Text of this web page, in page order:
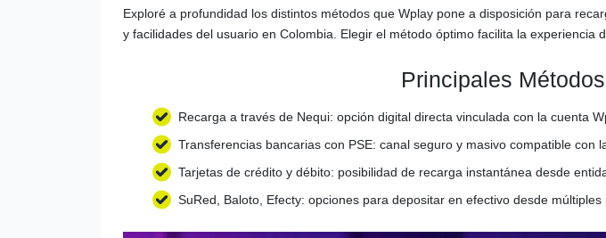
Exploré a profundidad los distintos métodos que Wplay pone a disposición para
y facilidades del usuario en Colombia. Elegir el método óptimo facilita la experiencia
Principales
Recarga a través de Nequi: opción digital directa vinculada con la cuenta
Transferencias bancarias con PSE: canal seguro y masivo compatible con
Tarjetas de crédito y débito: posibilidad de recarga instantánea desde
SuRed, Baloto, Efecty: opciones para depositar en efectivo desde